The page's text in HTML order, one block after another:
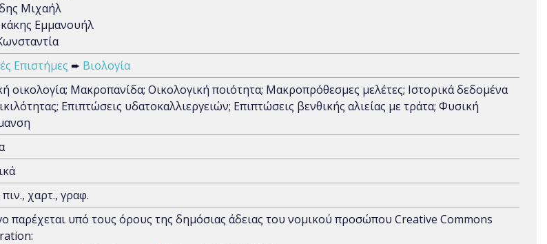
Μιχαήλ
Εμμανουήλ
Επιστήμες ➨ Βιολογία
οικολογία; Μακροπανίδα; Οικολογική ποιότητα; Μακροπρόθεσμες μελέτες; Ιστορικά δεδομένα
Επιπτώσεις υδατοκαλλιεργειών; Επιπτώσεις βενθικής αλιείας με τράτα; Φυσική
πιν., χαρτ., γραφ.
παρέχεται υπό τους όρους της δημόσιας άδειας του νομικού προσώπου Creative Commons